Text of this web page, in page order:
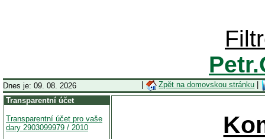
Dnes je: 09. 08. 2026 Zpět na domovskou stránku
Transparentní účet
Transparentní účet pro vaše
dary 2903099979 / 2010